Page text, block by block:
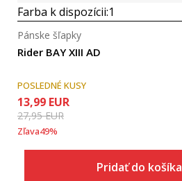
Farba k dispozícii:1
Rider BAY XIII AD
Pánske šľapky
POSLEDNÉ KUSY
13,99 EUR
27,95EUR
Zľava49%
Pridať do košíka